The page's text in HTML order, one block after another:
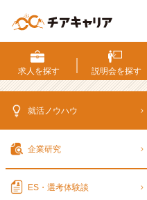
考
対
策・
ウ
求人を探す 説明会を探す
就活ノウハウ
企業研究
ES・選考体験談